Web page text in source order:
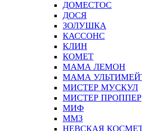
ДОМЕСТОС
ДОСЯ
ЗОЛУШКА
КАССОНС
КЛИН
КОМЕТ
МАМА ЛЕМОН
МАМА
МИСТЕР МУСКУЛ
МИСТЕР ПРОППЕР
МИФ
ММЗ
НЕВСКАЯ